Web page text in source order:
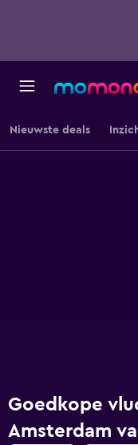
Nieuwste deals
Goedkope
Amsterdam